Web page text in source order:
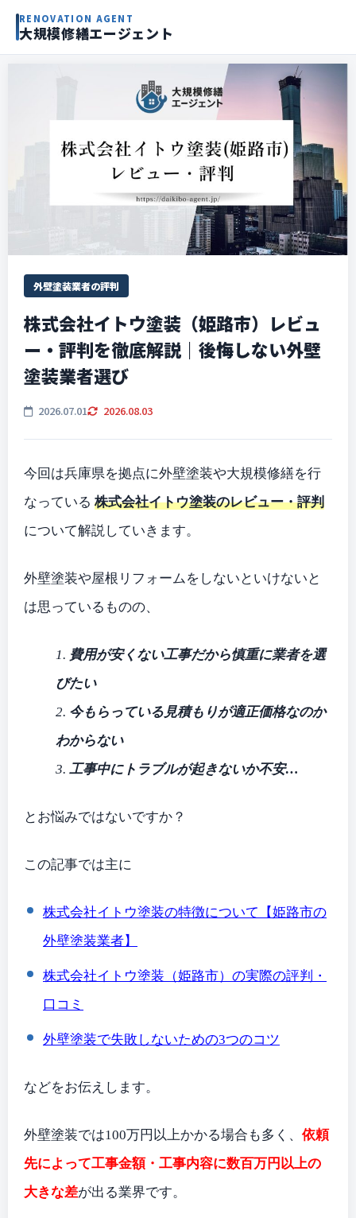
RENOVATION AGENT
大規模修繕エージェント
外壁塗装業者の評判
株式会社イトウ塗装（姫路市）レビュ
ー・評判を徹底解説｜後悔しない外壁
塗装業者選び
2026.07.01 2026.08.03
今回は兵庫県を拠点に外壁塗装や大規模修繕を行
なっている 株式会社イトウ塗装のレビュー・評判
について解説していきます。
外壁塗装や屋根リフォームをしないといけないと
は思っているものの、
1. 費用が安くない工事だから慎重に業者を選
びたい
2. 今もらっている見積もりが適正価格なのか
わからない
3. 工事中にトラブルが起きないか不安…
とお悩みではないですか？
この記事では主に
株式会社イトウ塗装の特徴について【姫路市の
外壁塗装業者】
株式会社イトウ塗装（姫路市） の実際の評判・
口コミ
外壁塗装で失敗しないための3つのコツ
などをお伝えします。
外壁塗装では100万円以上かかる場合も多く、 依頼
先によって工事金額・工事内容に数百万円以上の
大きな差が出る業界です。